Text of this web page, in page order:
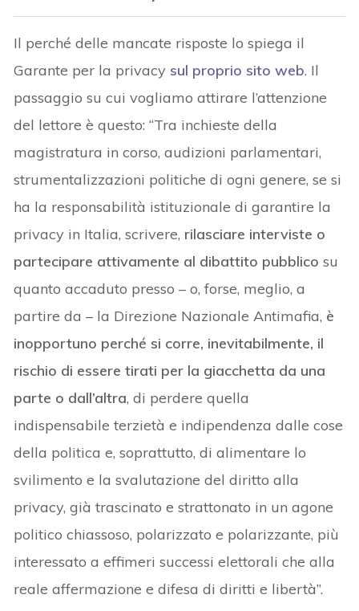
Il perché delle mancate risposte lo spiega il
Garante per la privacy sul proprio sito web. Il
passaggio su cui vogliamo attirare l’attenzione
del lettore è questo: “Tra inchieste della
magistratura in corso, audizioni parlamentari,
strumentalizzazioni politiche di ogni genere, se si
ha la responsabilità istituzionale di garantire la
privacy in Italia, scrivere, rilasciare interviste o
partecipare attivamente al dibattito pubblico su
quanto accaduto presso – o, forse, meglio, a
partire da – la Direzione Nazionale Antimafia, è
inopportuno perché si corre, inevitabilmente, il
rischio di essere tirati per la giacchetta da una
parte o dall’altra, di perdere quella
indispensabile terzietà e indipendenza dalle cose
della politica e, soprattutto, di alimentare lo
svilimento e la svalutazione del diritto alla
privacy, già trascinato e strattonato in un agone
politico chiassoso, polarizzato e polarizzante, più
interessato a effimeri successi elettorali che alla
reale affermazione e difesa di diritti e libertà”.